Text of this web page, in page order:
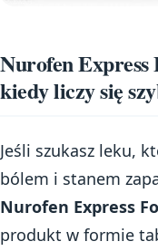
Nurofen Express
kiedy liczy się
Jeśli szukasz leku,
bólem i stanem
Nurofen Express
produkt w formie